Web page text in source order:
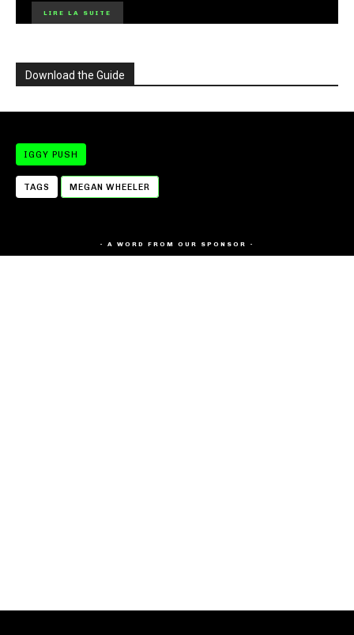
LIRE LA SUITE
Download the Guide
IGGY PUSH
TAGS MEGAN WHEELER
- A WORD FROM OUR SPONSOR -